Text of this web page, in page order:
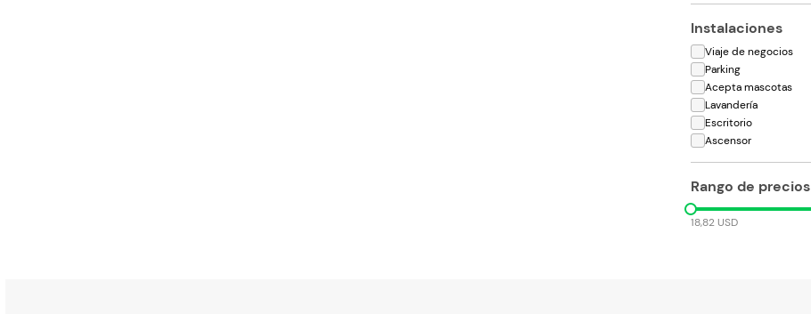
Instalaciones
Viaje de negocios
Parking
Acepta mascotas
Lavandería
Escritorio
Ascensor
Rango de precios
18,82 USD